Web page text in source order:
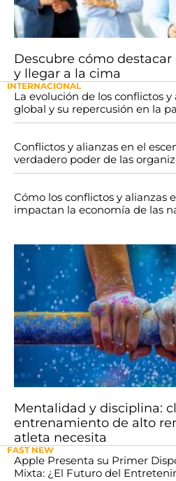
Descubre cómo
y llegar a la cima
INTERNACIONAL
La evolución de los conflictos
global y su repercusión en la
Conflictos y alianzas en el
verdadero poder de las
Cómo los conflictos y alianzas
impactan la economía de las
Mentalidad y disciplina:
entrenamiento de alto
atleta necesita
FAST NEW
Apple Presenta su Primer
Mixta: ¿El Futuro del